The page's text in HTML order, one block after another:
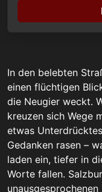
In den belebten
einen flüchtigen
die Neugier weckt.
kreuzen sich Wege
etwas
Gedanken rasen –
laden ein, tiefer in
Worte fallen.